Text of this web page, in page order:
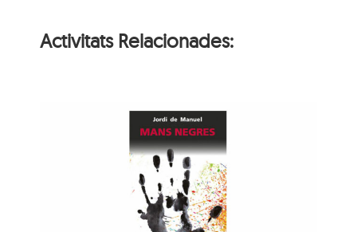
Activitats Relacionades:
Animaler